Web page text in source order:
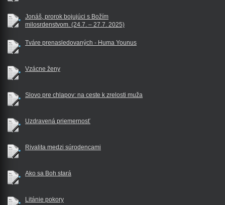
Jonáš, prorok bojujúci s Božím
milosrdenstvom. (24.7. – 27.7. 2025)
Tváre prenasledovaných - Huma Younus
Vzácne ženy
Slovo pre chlapov: na ceste k zrelosti muža
Uzdravená priemernosť
Rivalita medzi súrodencami
Ako sa Boh stará
Litánie pokory